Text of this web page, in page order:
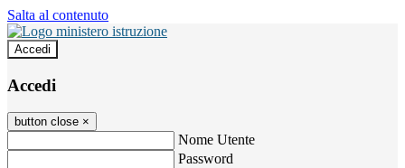
Salta al contenuto
Accedi
Accedi
button close ×
Nome Utente
Password